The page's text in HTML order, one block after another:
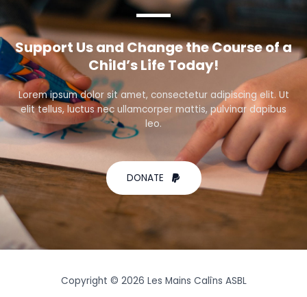
Support Us and Change the Course of a
Child’s Life Today!
Lorem ipsum dolor sit amet, consectetur adipiscing elit. Ut
elit tellus, luctus nec ullamcorper mattis, pulvinar dapibus
leo.
DONATE
Copyright © 2026 Les Mains Calîns ASBL